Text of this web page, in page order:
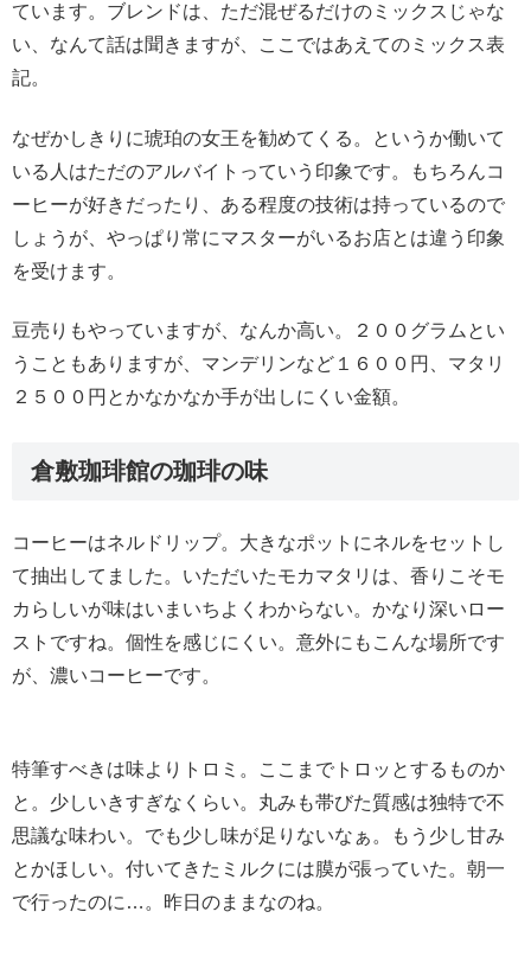
ています。ブレンドは、ただ混ぜるだけのミックスじゃな
い、なんて話は聞きますが、ここではあえてのミックス表
記。
なぜかしきりに琥珀の女王を勧めてくる。というか働いて
いる人はただのアルバイトっていう印象です。もちろんコ
ーヒーが好きだったり、ある程度の技術は持っているので
しょうが、やっぱり常にマスターがいるお店とは違う印象
を受けます。
豆売りもやっていますが、なんか高い。２００グラムとい
うこともありますが、マンデリンなど１６００円、マタリ
２５００円とかなかなか手が出しにくい金額。
倉敷珈琲館の珈琲の味
コーヒーはネルドリップ。大きなポットにネルをセットし
て抽出してました。いただいたモカマタリは、香りこそモ
カらしいが味はいまいちよくわからない。かなり深いロー
ストですね。個性を感じにくい。意外にもこんな場所です
が、濃いコーヒーです。
特筆すべきは味よりトロミ。ここまでトロッとするものか
と。少しいきすぎなくらい。丸みも帯びた質感は独特で不
思議な味わい。でも少し味が足りないなぁ。もう少し甘み
とかほしい。付いてきたミルクには膜が張っていた。朝一
で行ったのに…。昨日のままなのね。